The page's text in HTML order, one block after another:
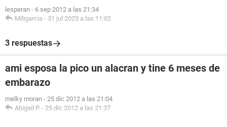
lesperan - 6 sep 2012 a las 21:34
Miligarcia - 31 jul 2023 a las 11:02
3 respuestas
ami esposa la pico un alacran y tine 6 meses de
embarazo
melky moran - 25 dic 2012 a las 21:04
Abigail P. - 25 dic 2012 a las 21:37